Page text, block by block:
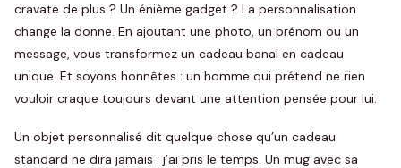
cravate de plus ? Un énième gadget ? La personnalisation
change la donne. En ajoutant une photo, un prénom ou un
message, vous transformez un cadeau banal en cadeau
unique. Et soyons honnêtes : un homme qui prétend ne rien
vouloir craque toujours devant une attention pensée pour lui.
Un objet personnalisé dit quelque chose qu’un cadeau
standard ne dira jamais : j’ai pris le temps. Un mug avec sa